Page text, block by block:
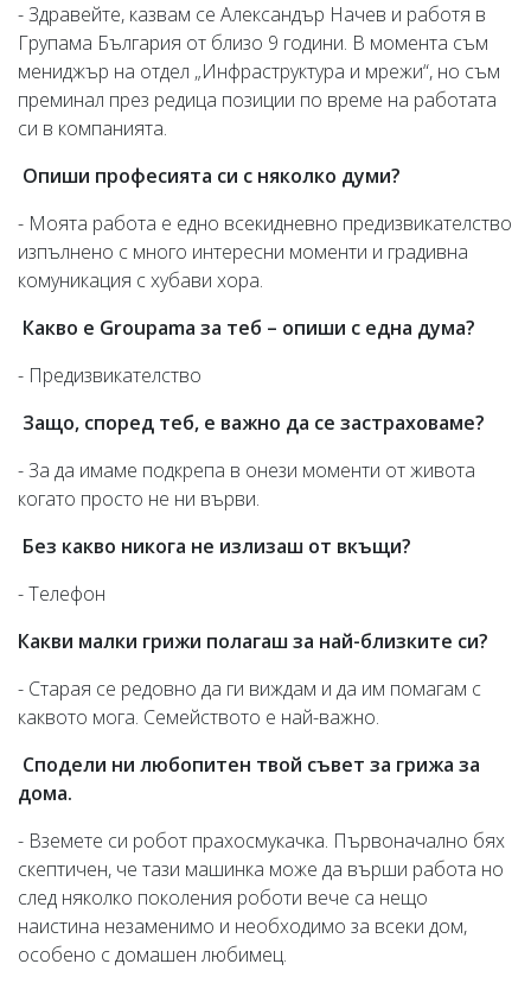
- Здравейте, казвам се Александър Начев и работя в
Групама България от близо 9 години. В момента съм
мениджър на отдел „Инфраструктура и мрежи“, но съм
преминал през редица позиции по време на работата
си в компанията.
Опиши професията си с няколко думи?
- Моята работа е едно всекидневно предизвикателство
изпълнено с много интересни моменти и градивна
комуникация с хубави хора.
Какво е Groupama за теб – опиши с една дума?
- Предизвикателство
Защо, според теб, е важно да се застраховаме?
- За да имаме подкрепа в онези моменти от живота
когато просто не ни върви.
Без какво никога не излизаш от вкъщи?
- Телефон
Какви малки грижи полагаш за най-близките си?
- Старая се редовно да ги виждам и да им помагам с
каквото мога. Семейството е най-важно.
Сподели ни любопитен твой съвет за грижа за
дома.
- Вземете си робот прахосмукачка. Първоначално бях
скептичен, че тази машинка може да върши работа но
след няколко поколения роботи вече са нещо
наистина незаменимо и необходимо за всеки дом,
особено с домашен любимец.